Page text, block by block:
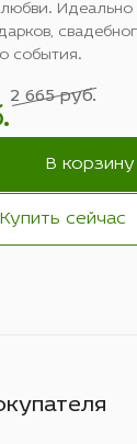
события.
2 665 руб.
В корзину
Купить сейчас